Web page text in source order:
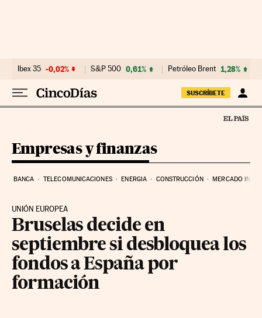
Ibex 35 -0,02% S&P 500 0,61% Petróleo Brent 1,28%
SUSCRÍBETE
Empresas y finanzas
BANCA TELECOMUNICACIONES ENERGIA CONSTRUCCIÓN MERCADO
UNIÓN EUROPEA
Bruselas decide en
septiembre si desbloquea los
fondos a España por
formación